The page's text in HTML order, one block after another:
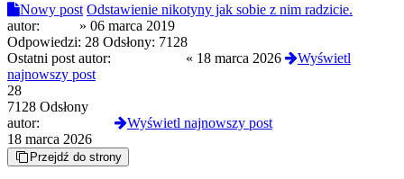
Nowy post Odstawienie nikotyny jak sobie z nim radzicie.
autor:
» 06 marca 2019
Odpowiedzi: 28 Odsłony: 7128
Ostatni post autor:
« 18 marca 2026
Wyświetl
najnowszy post
28
7128 Odsłony
autor:
Wyświetl najnowszy post
18 marca 2026
Przejdź do strony